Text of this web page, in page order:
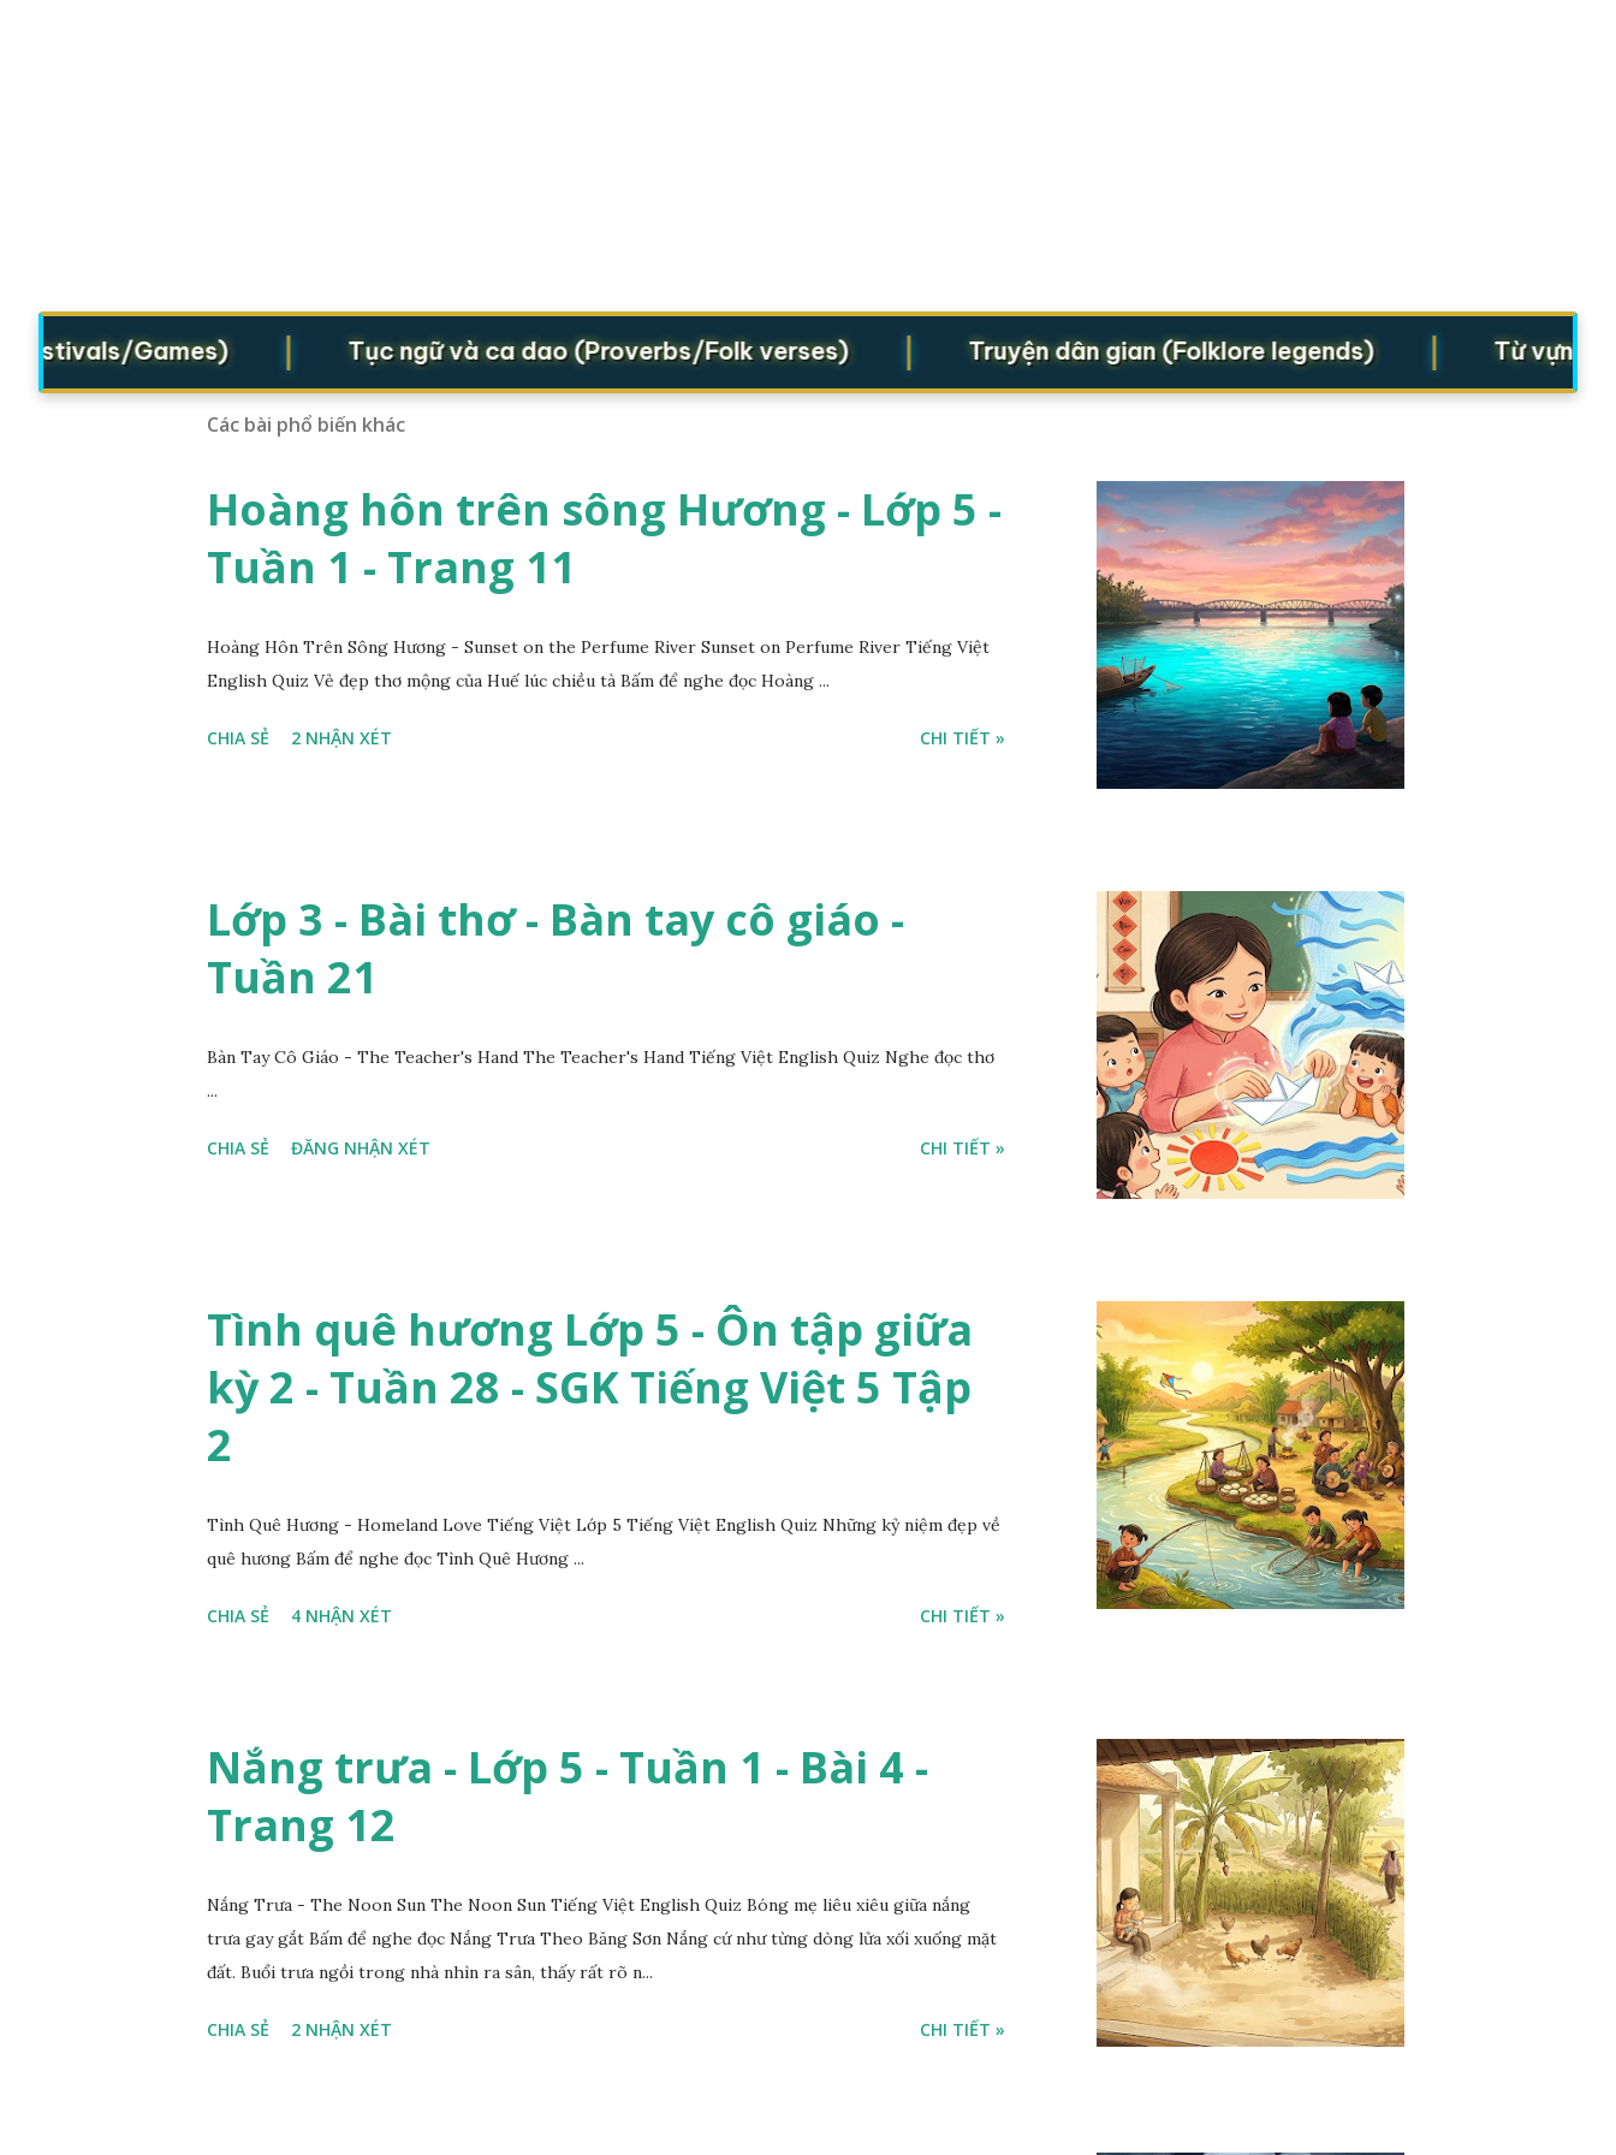
Games) Tục ngữ và ca dao (Proverbs/Folk verses) Truyện dân gian (Folklore legends) Từ vựng cho
Các bài phổ biến khác
Hoàng hôn trên sông Hương - Lớp 5 -
Tuần 1 - Trang 11
Hoàng Hôn Trên Sông Hương - Sunset on the Perfume River Sunset on Perfume River Tiếng Việt
English Quiz Vẻ đẹp thơ mộng của Huế lúc chiều tà Bấm để nghe đọc Hoàng ...
CHIA SẺ 2 NHẬN XÉT CHI TIẾT »
Lớp 3 - Bài thơ - Bàn tay cô giáo -
Tuần 21
Bàn Tay Cô Giáo - The Teacher's Hand The Teacher's Hand Tiếng Việt English Quiz Nghe đọc thơ
...
CHIA SẺ ĐĂNG NHẬN XÉT CHI TIẾT »
Tình quê hương Lớp 5 - Ôn tập giữa
kỳ 2 - Tuần 28 - SGK Tiếng Việt 5 Tập
2
Tình Quê Hương - Homeland Love Tiếng Việt Lớp 5 Tiếng Việt English Quiz Những kỷ niệm đẹp về
quê hương Bấm để nghe đọc Tình Quê Hương ...
CHIA SẺ 4 NHẬN XÉT CHI TIẾT »
Nắng trưa - Lớp 5 - Tuần 1 - Bài 4 -
Trang 12
Nắng Trưa - The Noon Sun The Noon Sun Tiếng Việt English Quiz Bóng mẹ liêu xiêu giữa nắng
trưa gay gắt Bấm để nghe đọc Nắng Trưa Theo Băng Sơn Nắng cứ như từng dòng lửa xối xuống mặt
đất. Buổi trưa ngồi trong nhà nhìn ra sân, thấy rất rõ n...
CHIA SẺ 2 NHẬN XÉT CHI TIẾT »